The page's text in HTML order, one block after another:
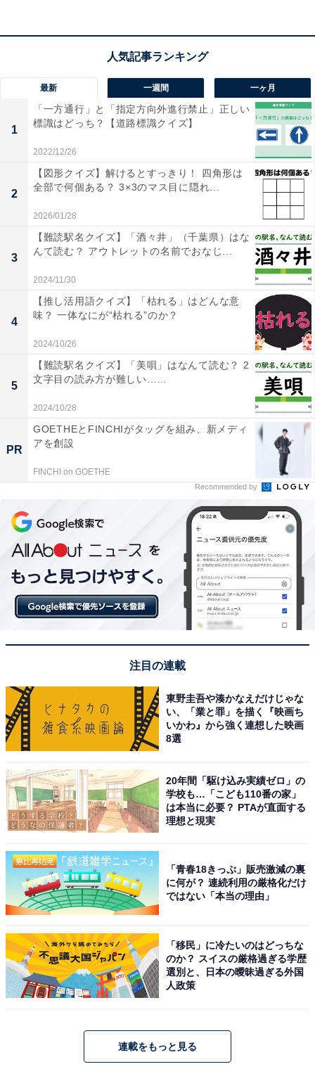
【クロスワードパズルクイズ】1分ですっきり！
空欄に共通する2文字は？日常を表す言葉がヒン
ト
最新 一週間 一ヶ月
1
「一方通行」と「指定方向外進行禁止」正しい
標識はどっち？【道路標識クイズ】
2022/12/26
2
【図形クイズ】解けるとすっきり！ 四角形は
全部で何個ある？ 3×3のマス目に隠れ...
2026/01/28
3
【難読駅名クイズ】「酒々井」（千葉県）はな
んて読む？ アウトレットの名前でおなじ...
2024/11/30
4
【推し活用語クイズ】「枯れる」はどんな意
味？ 一体なにが“枯れる”のか？
2024/10/26
5
【難読駅名クイズ】「美唄」はなんて読む？ 2
文字目の読み方が難しい……
2024/10/28
PR
GOETHEとFINCHIがタッグを組み、新メディ
アを創設
FINCHI on GOETHE
Recommended by
注目の連載
東野圭吾や湊かなえだけじゃな
い、「業と罪」を描く『映画ち
いかわ』から強く連想した映画
8選
20年間「駆け込み実績ゼロ」の
学校も…「こども110番の家」
は本当に必要？ PTAが直面する
理想と現実
「青春18きっぷ」販売激減の裏
に何が？ 連続利用の厳格化だけ
ではない「本当の理由」
「移民」に冷たいのはどっちな
のか？ スイスの厳格過ぎる学歴
選別と、日本の曖昧過ぎる外国
人政策
連載をもっと見る